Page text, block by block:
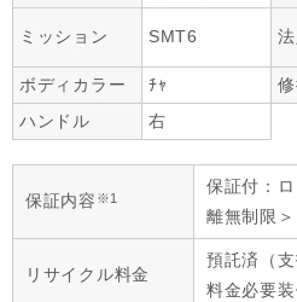
ミッション SMT6
ボディカラー
ﾁｬ
ハンドル
右
保証内容 ※1
保証付：
離無制限＞
リサイクル料金
預託済（
料金必要